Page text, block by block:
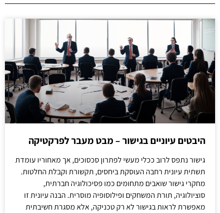
היבטים עיוניים בגישור – מבט מעבר לפרקטיקה
גישור נתפס לרוב ככלי מעשי לפתרון סכסוכים, אך מאחוריו עומדת
תשתית עיונית רחבה העוסקת ביחסים, תקשורת וקבלת החלטות.
מחקרי גישור שואבים מתחומים כמו פסיכולוגיה חברתית,
סוציולוגיה, תורת המשחקים ופילוסופיה מוסרית. הבנה עיונית זו
מאפשרת לראות בגישור לא רק טכניקה, אלא מסגרת חשיבתית